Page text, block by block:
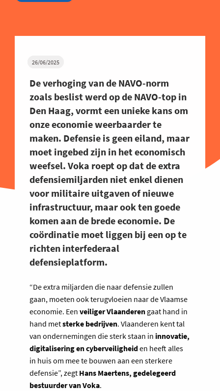
26/06/2025
De verhoging van de NAVO-norm
zoals beslist werd op de NAVO-top in
Den Haag, vormt een unieke kans om
onze economie weerbaarder te
maken. Defensie is geen eiland, maar
moet ingebed zijn in het economisch
weefsel. Voka roept op dat de extra
defensiemiljarden niet enkel dienen
voor militaire uitgaven of nieuwe
infrastructuur, maar ook ten goede
komen aan de brede economie. De
coördinatie moet liggen bij een op te
richten interfederaal
defensieplatform.
“De extra miljarden die naar defensie zullen
gaan, moeten ook terugvloeien naar de Vlaamse
economie. Een veiliger Vlaanderen gaat hand in
hand metsterke bedrijven. Vlaanderen kent tal
van ondernemingen die sterk staan in innovatie,
digitalisering en cyberveiligheiden heeft alles
in huis om mee te bouwen aan een sterkere
defensie”, zegt Hans Maertens, gedelegeerd
bestuurder van Voka.